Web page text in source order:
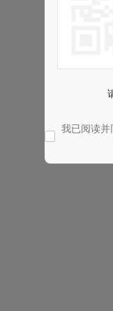
我已阅读并